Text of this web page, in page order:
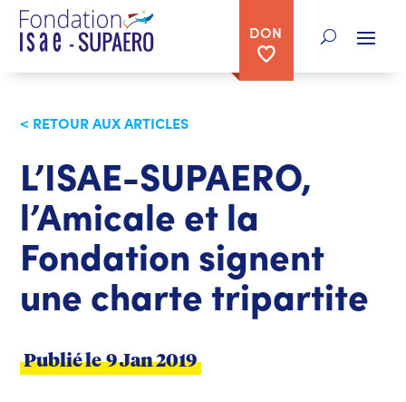
DON
< RETOUR AUX ARTICLES
L’ISAE-SUPAERO,
l’Amicale et la
Fondation signent
une charte tripartite
Publié le 9 Jan 2019